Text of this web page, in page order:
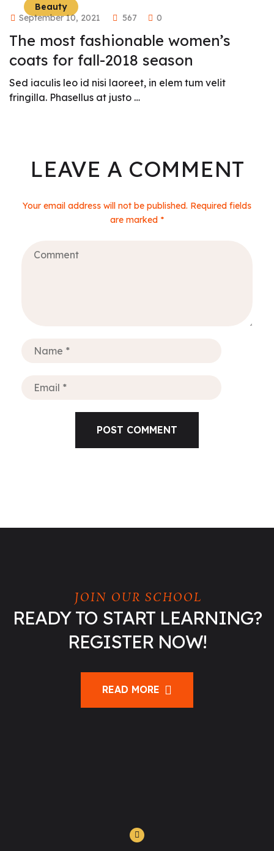
Beauty
September 10, 2021
567 0
The most fashionable women’s
coats for fall-2018 season
Sed iaculis leo id nisi laoreet, in elem tum velit
fringilla. Phasellus at justo …
LEAVE A COMMENT
Your email address will not be published. Required fields
are marked *
JOIN OUR SCHOOL
READY TO START LEARNING?
REGISTER NOW!
READ MORE